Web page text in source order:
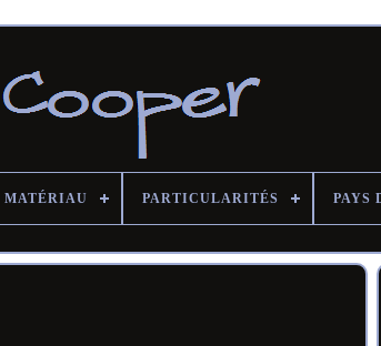
MATÉRIAU PARTICULARITÉS PAYS